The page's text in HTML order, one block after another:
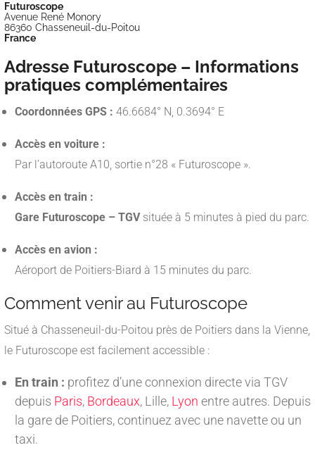
Futuroscope
Avenue René Monory
86360 Chasseneuil-du-Poitou
France
Adresse Futuroscope – Informations
pratiques complémentaires
Coordonnées GPS : 46.6684° N, 0.3694° E
Accès en voiture :
Par l’autoroute A10, sortie n°28 « Futuroscope ».
Accès en train :
Gare Futuroscope – TGVsituée à 5 minutes à pied du parc.
Accès en avion :
Aéroport de Poitiers-Biard à 15 minutes du parc.
Comment venir au Futuroscope
Situé à Chasseneuil-du-Poitou près de Poitiers dans la Vienne,
le Futuroscope est facilement accessible :
En train : profitez d’une connexion directe via TGV
depuis Paris, Bordeaux, Lille, Lyon entre autres. Depuis
la gare de Poitiers, continuez avec une navette ou un
taxi.